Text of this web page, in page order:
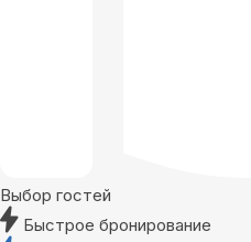
Выбор гостей
Быстрое бронирование